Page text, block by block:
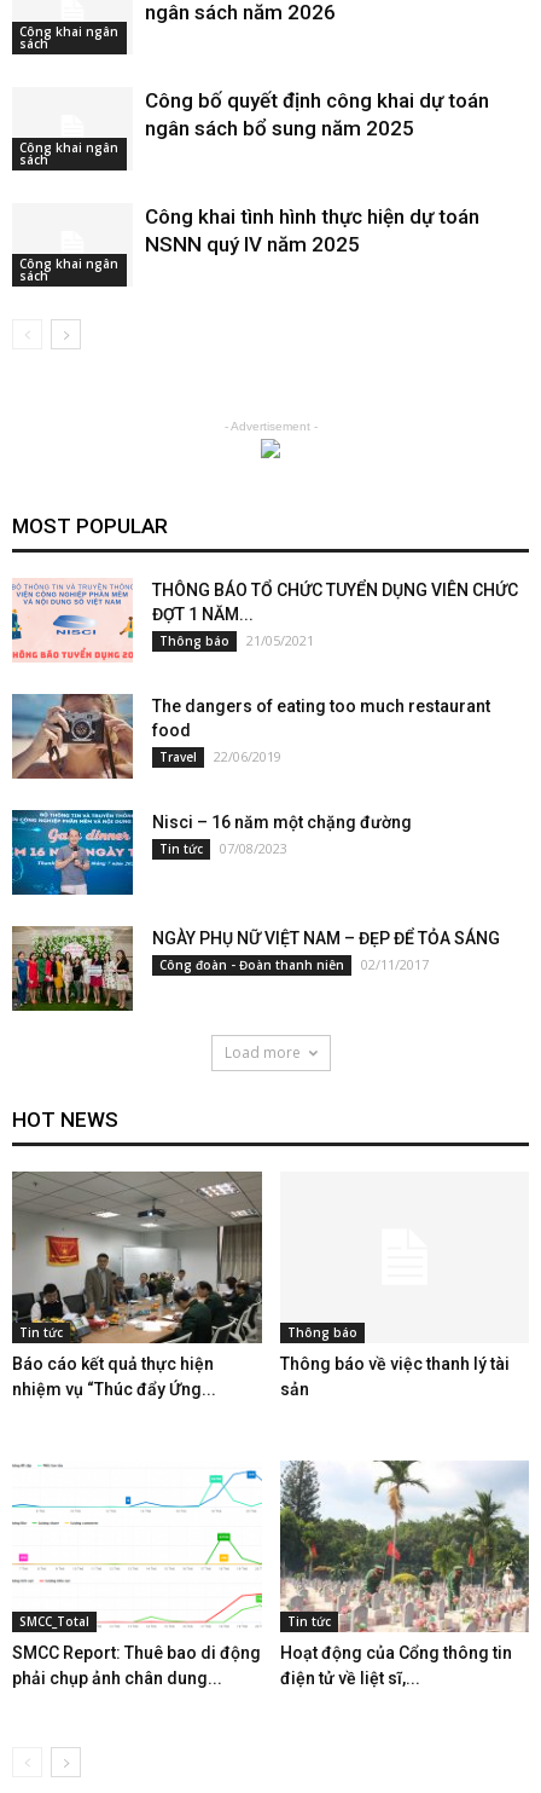
Công khai ngân
sách
ngân sách năm 2026
Công khai ngân
sách
Công bố quyết định công khai dự toán
ngân sách bổ sung năm 2025
Công khai ngân
sách
Công khai tình hình thực hiện dự toán
NSNN quý IV năm 2025
- Advertisement -
MOST POPULAR
THÔNG BÁO TỔ CHỨC TUYỂN DỤNG VIÊN CHỨC
ĐỢT 1 NĂM...
Thông báo 21/05/2021
The dangers of eating too much restaurant
food
Travel 22/06/2019
Nisci – 16 năm một chặng đường
Tin tức 07/08/2023
NGÀY PHỤ NỮ VIỆT NAM – ĐẸP ĐỂ TỎA SÁNG
Công đoàn - Đoàn thanh niên 02/11/2017
Load more
HOT NEWS
Tin tức
Báo cáo kết quả thực hiện
nhiệm vụ “Thúc đẩy Ứng...
Thông báo
Thông báo về việc thanh lý tài
sản
SMCC_Total
SMCC Report: Thuê bao di động
phải chụp ảnh chân dung...
Tin tức
Hoạt động của Cổng thông tin
điện tử về liệt sĩ,...